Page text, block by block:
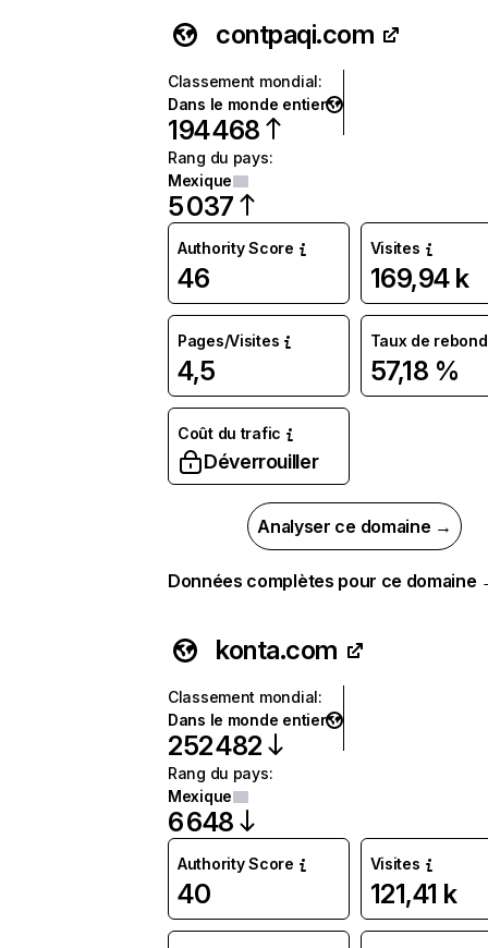
contpaqi.com
Classement mondial:
Dans le monde entier
194 468
Rang du pays:
Mexique
5 037
Authority Score
46
Visites
169,94 k
Pages/Visites
4,5
Taux de rebond
57,18 %
Coût du trafic
Déverrouiller
Analyser ce domaine →
Données complètes pour ce domaine
konta.com
Classement mondial:
Dans le monde entier
252 482
Rang du pays:
Mexique
6 648
Authority Score
40
Visites
121,41 k